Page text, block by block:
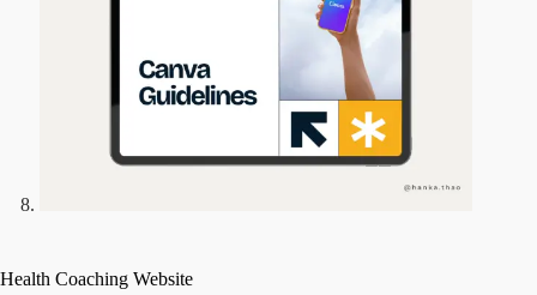
Health Coaching Website